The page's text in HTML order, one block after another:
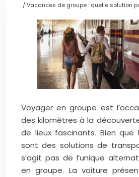
/ Vacances de groupe : quelle solution
Voyager en groupe est
des kilomètres à la
de lieux fascinants. Bien que
sont des solutions de
s’agit pas de l’unique
en groupe. La voiture